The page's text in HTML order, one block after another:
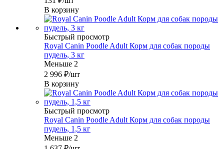
В корзину
Быстрый просмотр
Royal Canin Poodle Adult Корм для собак породы
пудель, 3 кг
Меньше 2
2 996 ₽/шт
В корзину
Быстрый просмотр
Royal Canin Poodle Adult Корм для собак породы
пудель, 1,5 кг
Меньше 2